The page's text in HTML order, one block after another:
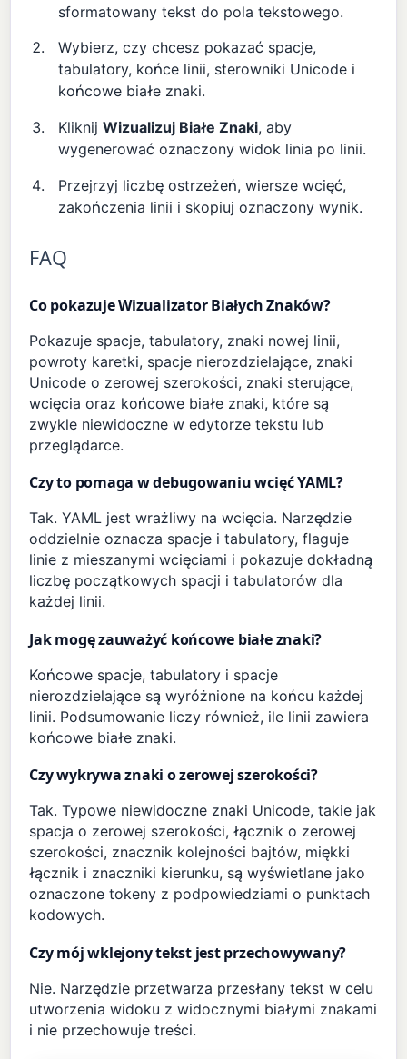
sformatowany tekst do pola tekstowego.
Wybierz, czy chcesz pokazać spacje,
tabulatory, końce linii, sterowniki Unicode i
końcowe białe znaki.
Kliknij Wizualizuj Białe Znaki, aby
wygenerować oznaczony widok linia po linii.
Przejrzyj liczbę ostrzeżeń, wiersze wcięć,
zakończenia linii i skopiuj oznaczony wynik.
FAQ
Co pokazuje Wizualizator Białych Znaków?
Pokazuje spacje, tabulatory, znaki nowej linii,
powroty karetki, spacje nierozdzielające, znaki
Unicode o zerowej szerokości, znaki sterujące,
wcięcia oraz końcowe białe znaki, które są
zwykle niewidoczne w edytorze tekstu lub
przeglądarce.
Czy to pomaga w debugowaniu wcięć YAML?
Tak. YAML jest wrażliwy na wcięcia. Narzędzie
oddzielnie oznacza spacje i tabulatory, flaguje
linie z mieszanymi wcięciami i pokazuje dokładną
liczbę początkowych spacji i tabulatorów dla
każdej linii.
Jak mogę zauważyć końcowe białe znaki?
Końcowe spacje, tabulatory i spacje
nierozdzielające są wyróżnione na końcu każdej
linii. Podsumowanie liczy również, ile linii zawiera
końcowe białe znaki.
Czy wykrywa znaki o zerowej szerokości?
Tak. Typowe niewidoczne znaki Unicode, takie jak
spacja o zerowej szerokości, łącznik o zerowej
szerokości, znacznik kolejności bajtów, miękki
łącznik i znaczniki kierunku, są wyświetlane jako
oznaczone tokeny z podpowiedziami o punktach
kodowych.
Czy mój wklejony tekst jest przechowywany?
Nie. Narzędzie przetwarza przesłany tekst w celu
utworzenia widoku z widocznymi białymi znakami
i nie przechowuje treści.